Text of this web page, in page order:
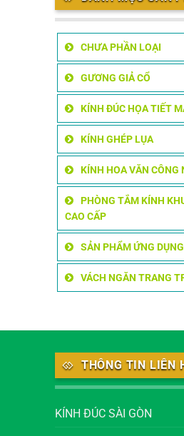
CHƯA PHẦN LOẠI
GƯƠNG GIẢ CỔ
KÍNH ĐÚC HỌA TIẾT
KÍNH GHÉP LỤA
KÍNH HOA VĂN CÔNG
PHÒNG TẮM KÍNH
CAO CẤP
SẢN PHẨM ỨNG
VÁCH NGĂN TRANG
THÔNG TIN LIÊN
KÍNH ĐÚC SÀI GÒN